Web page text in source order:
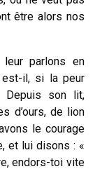
être alors nos
leurparlons en
est-il, si la peur
Depuis son lit,
d’ours, de lion
le courage
et lui disons : «
endors-toi vite